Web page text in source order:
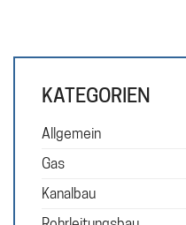
KATEGORIEN
Allgemein
Gas
Kanalbau